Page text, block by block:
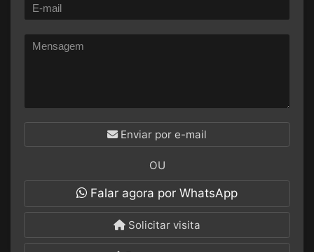
Enviar por e-mail
OU
Falar agora por WhatsApp
Solicitar visita